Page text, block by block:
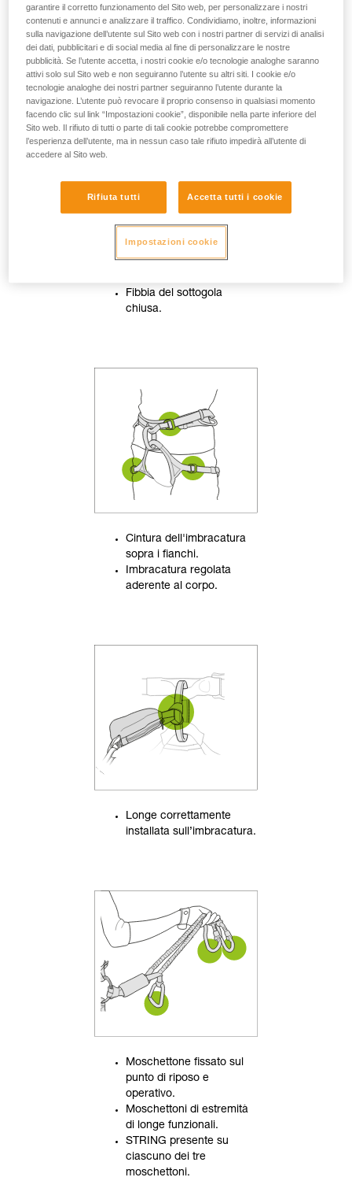
Casco regolato
Fibbia del sottogola
chiusa.
Cintura dell'imbracatura
sopra i fianchi.
Imbracatura regolata
aderente al corpo.
Longe correttamente
installata sull’imbracatura.
Moschettone fissato sul
punto di riposo e
operativo.
Moschettoni di estremità
di longe funzionali.
STRING presente su
ciascuno dei tre
moschettoni.
garantire il corretto funzionamento del Sito web, per personalizzare i nostri
contenuti e annunci e analizzare il traffico. Condividiamo, inoltre, informazioni
sulla navigazione dell’utente sul Sito web con i nostri partner di servizi di analisi
dei dati, pubblicitari e di social media al fine di personalizzare le nostre
pubblicità. Se l’utente accetta, i nostri cookie e/o tecnologie analoghe saranno
attivi solo sul Sito web e non seguiranno l’utente su altri siti. I cookie e/o
tecnologie analoghe dei nostri partner seguiranno l’utente durante la
navigazione. L’utente può revocare il proprio consenso in qualsiasi momento
facendo clic sul link “Impostazioni cookie”, disponibile nella parte inferiore del
Sito web. Il rifiuto di tutti o parte di tali cookie potrebbe compromettere
l’esperienza dell’utente, ma in nessun caso tale rifiuto impedirà all’utente di
accedere al Sito web.
Rifiuta tutti Accetta tutti i cookie
Impostazioni cookie